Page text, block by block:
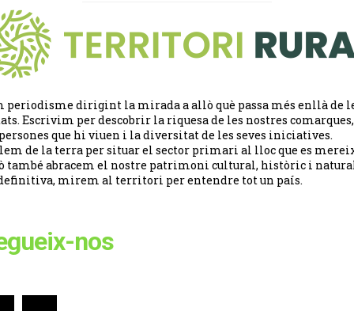
periodisme dirigint la mirada a allò què passa més enllà de
Escrivim per descobrir la riquesa de les nostres
que hi viuen i la diversitat de les seves iniciatives.
de la terra per situar el sector primari al lloc que es
també abracem el nostre patrimoni cultural, històric i
mirem al territori per entendre tot un país.
nos